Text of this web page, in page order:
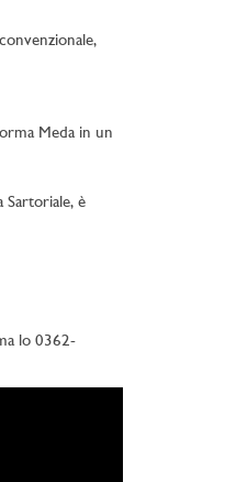
Meda in un
è
lo 0362-